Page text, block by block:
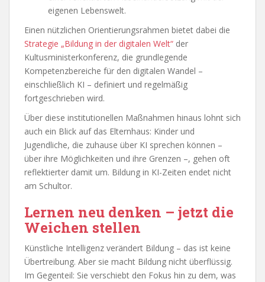
eigenen Lebenswelt.
Einen nützlichen Orientierungsrahmen bietet dabei die
Strategie „Bildung in der digitalen Welt“ der
Kultusministerkonferenz, die grundlegende
Kompetenzbereiche für den digitalen Wandel –
einschließlich KI – definiert und regelmäßig
fortgeschrieben wird.
Über diese institutionellen Maßnahmen hinaus lohnt sich
auch ein Blick auf das Elternhaus: Kinder und
Jugendliche, die zuhause über KI sprechen können –
über ihre Möglichkeiten und ihre Grenzen –, gehen oft
reflektierter damit um. Bildung in KI-Zeiten endet nicht
am Schultor.
Lernen neu denken – jetzt die
Weichen stellen
Künstliche Intelligenz verändert Bildung – das ist keine
Übertreibung. Aber sie macht Bildung nicht überflüssig.
Im Gegenteil: Sie verschiebt den Fokus hin zu dem, was